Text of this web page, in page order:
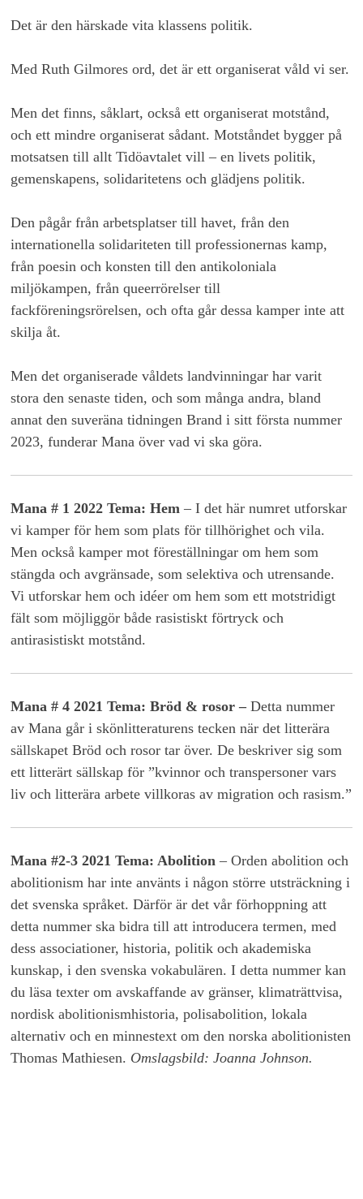
Det är den härskade vita klassens politik.
Med Ruth Gilmores ord, det är ett organiserat våld vi ser.
Men det finns, såklart, också ett organiserat motstånd,
och ett mindre organiserat sådant. Motståndet bygger på
motsatsen till allt Tidöavtalet vill – en livets politik,
gemenskapens, solidaritetens och glädjens politik.
Den pågår från arbetsplatser till havet, från den
internationella solidariteten till professionernas kamp,
från poesin och konsten till den antikoloniala
miljökampen, från queerrörelser till
fackföreningsrörelsen, och ofta går dessa kamper inte att
skilja åt.
Men det organiserade våldets landvinningar har varit
stora den senaste tiden, och som många andra, bland
annat den suveräna tidningen Brand i sitt första nummer
2023, funderar Mana över vad vi ska göra.
Mana # 1 2022 Tema: Hem–I det här numret utforskar
vi kamper för hem som plats för tillhörighet och vila.
Men också kamper mot föreställningar om hem som
stängda och avgränsade, som selektiva och utrensande.
Vi utforskar hem och idéer om hem som ett motstridigt
fält som möjliggör både rasistiskt förtryck och
antirasistiskt motstånd.
Mana # 4 2021 Tema: Bröd & rosor –Detta nummer
av Mana går i skönlitteraturens tecken när det litterära
sällskapet Bröd och rosor tar över. De beskriver sig som
ett litterärt sällskap för ”kvinnor och transpersoner vars
liv och litterära arbete villkoras av migration och rasism.”
Mana #2-3 2021 Tema: Abolition – Orden abolition och
abolitionism har inte använts i någon större utsträckning i
det svenska språket. Därför är det vår förhoppning att
detta nummer ska bidra till att introducera termen, med
dess associationer, historia, politik och akademiska
kunskap, i den svenska vokabulären. I detta nummer kan
du läsa texter om avskaffande av gränser, klimaträttvisa,
nordisk abolitionismhistoria, polisabolition, lokala
alternativ och en minnestext om den norska abolitionisten
Thomas Mathiesen. Omslagsbild: Joanna Johnson.